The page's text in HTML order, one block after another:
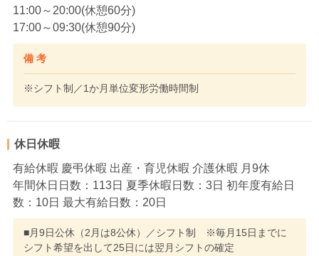
11:00～20:00(休憩60分)
17:00～09:30(休憩90分)
備 考
※シフト制／1か月単位変形労働時間制
休日休暇
有給休暇 慶弔休暇 出産・育児休暇 介護休暇 月9休
年間休日日数：113日 夏季休暇日数：3日 初年度有給日
数：10日 最大有給日数：20日
■月9日公休（2月は8公休）／シフト制 ※毎月15日までに
シフト希望を出して25日には翌月シフトの確定